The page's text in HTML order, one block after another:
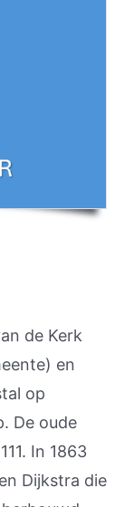
de Kerk
en
op
De oude
In 1863
Dijkstra die